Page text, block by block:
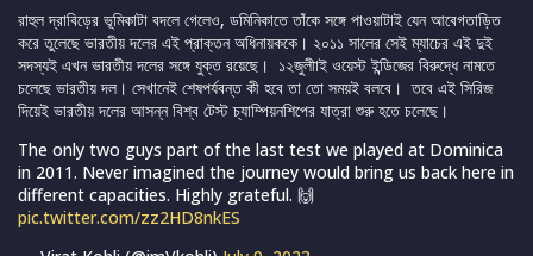
রাহুল দ্রাবিড়ের ভূমিকাটা বদলে গেলেও, ডমিনিকাতে তাঁকে সঙ্গে পাওয়াটাই যেন আবেগতাড়িত
করে তুলেছে ভারতীয় দলের এই প্রাক্তন অধিনায়ককে। ২০১১ সালের সেই ম্যাচের এই দুই
সদস্যই এখন ভারতীয় দলের সঙ্গে যুক্ত রয়েছে। ১২জুলীাই ওয়েস্ট ইন্ডিজের বিরুদ্ধে নামতে
চলেছে ভারতীয় দল। সেখানেই শেষপর্যবন্ত কী হবে তা তো সময়ই বলবে। তবে এই সিরিজ
দিয়েই ভারতীয় দলের আসন্ন বিশ্ব টেস্ট চ্যাম্পিয়নশিপের যাত্রা শুরু হতে চলেছে।
The only two guys part of the last test we played at Dominica
in 2011. Never imagined the journey would bring us back here in
different capacities. Highly grateful. 🙌
pic.twitter.com/zz2HD8nkES